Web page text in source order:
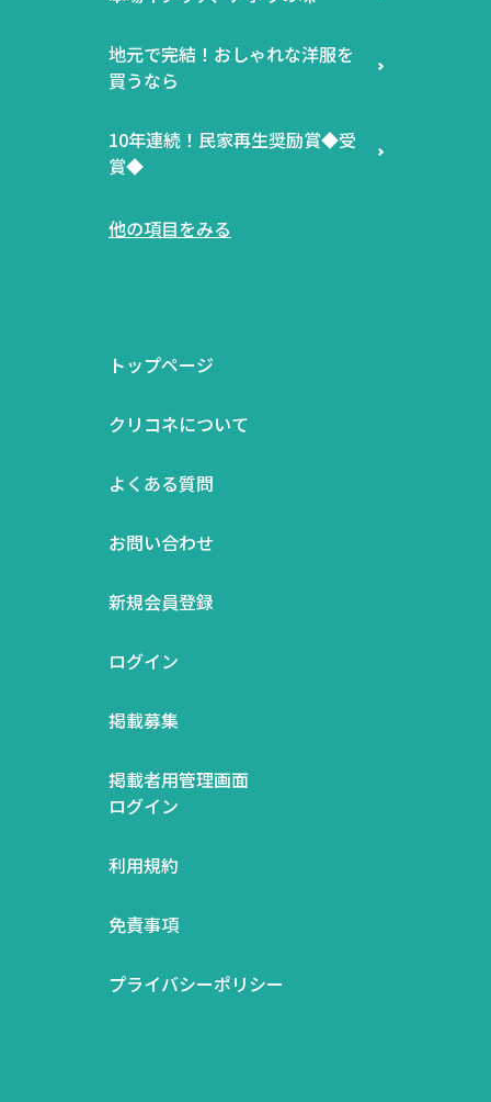
地元で完結！おしゃれな洋服を
買うなら
10年連続！民家再生奨励賞◆受
賞◆
他の項目をみる
トップページ
クリコネについて
よくある質問
お問い合わせ
新規会員登録
ログイン
掲載募集
掲載者用管理画面
ログイン
利用規約
免責事項
プライバシーポリシー